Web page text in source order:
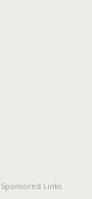
Sponsored Links